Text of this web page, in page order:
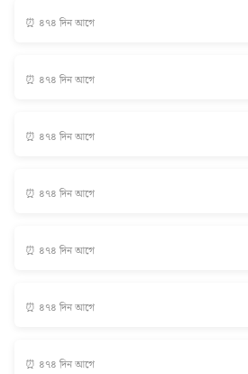
⏰ ৪৭৪ দিন আগে
⏰ ৪৭৪ দিন আগে
⏰ ৪৭৪ দিন আগে
⏰ ৪৭৪ দিন আগে
⏰ ৪৭৪ দিন আগে
⏰ ৪৭৪ দিন আগে
⏰ ৪৭৪ দিন আগে